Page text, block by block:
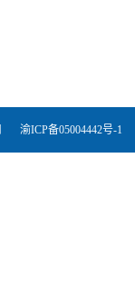
渝ICP备05004442号-1